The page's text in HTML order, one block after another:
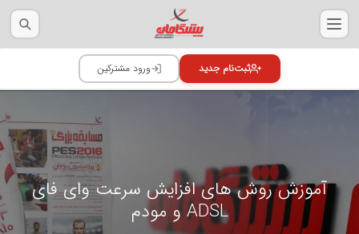
آموزش روش های افزایش سرعت وای فای
ADSL و مودم